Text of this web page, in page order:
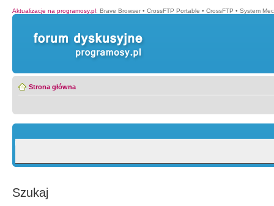
Aktualizacje na programosy.pl: Brave Browser • CrossFTP Portable • CrossFTP • System
Strona główna
Szukaj